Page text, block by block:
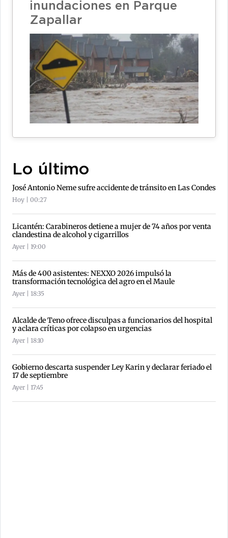
inundaciones en Parque
Zapallar
Lo último
José Antonio Neme sufre accidente de tránsito en Las Condes
Hoy | 00:27
Licantén: Carabineros detiene a mujer de 74 años por venta
clandestina de alcohol y cigarrillos
Ayer | 19:00
Más de 400 asistentes: NEXXO 2026 impulsó la
transformación tecnológica del agro en el Maule
Ayer | 18:35
Alcalde de Teno ofrece disculpas a funcionarios del hospital
y aclara críticas por colapso en urgencias
Ayer | 18:10
Gobierno descarta suspender Ley Karin y declarar feriado el
17 de septiembre
Ayer | 17:45